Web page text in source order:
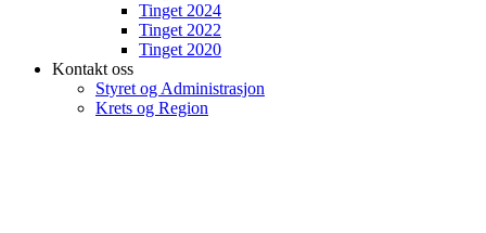
Tinget 2024
Tinget 2022
Tinget 2020
Kontakt oss
Styret og Administrasjon
Krets og Region